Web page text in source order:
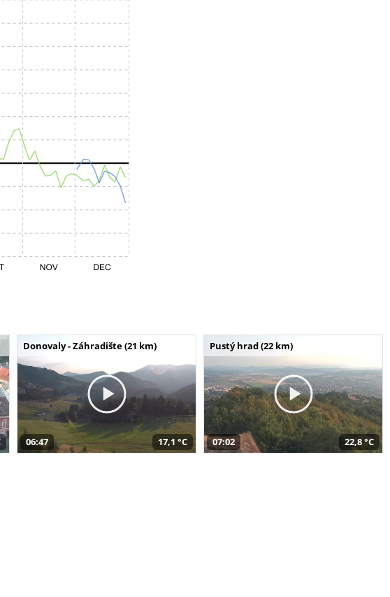
Donovaly - Záhradište (21 km)
06:47 17,1 °C
Pustý hrad (22 km)
07:02 22,8 °C